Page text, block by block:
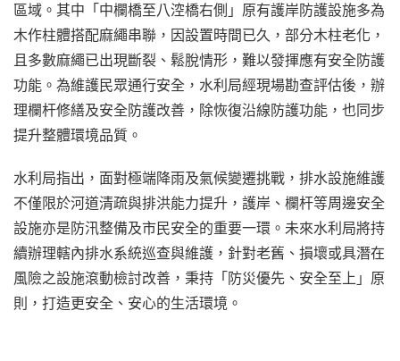
區域。其中「中欄橋至八涳橋右側」原有護岸防護設施多為
木作柱體搭配麻繩串聯，因設置時間已久，部分木柱老化，
且多數麻繩已出現斷裂、鬆脫情形，難以發揮應有安全防護
功能。為維護民眾通行安全，水利局經現場勘查評估後，辦
理欄杆修繕及安全防護改善，除恢復沿線防護功能，也同步
提升整體環境品質。
水利局指出，面對極端降雨及氣候變遷挑戰，排水設施維護
不僅限於河道清疏與排洪能力提升，護岸、欄杆等周邊安全
設施亦是防汛整備及市民安全的重要一環。未來水利局將持
續辦理轄內排水系統巡查與維護，針對老舊、損壞或具潛在
風險之設施滾動檢討改善，秉持「防災優先、安全至上」原
則，打造更安全、安心的生活環境。